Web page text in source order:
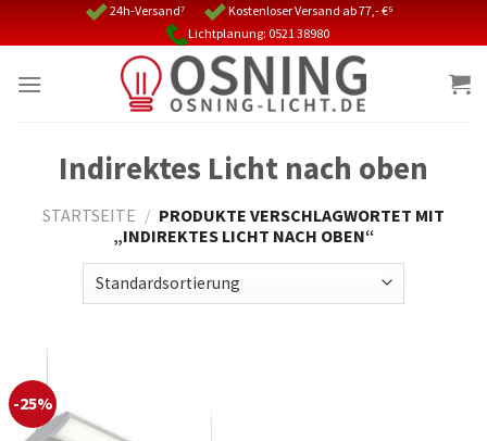
24h-Versand⁷
Kostenloser Versand ab 77,- €⁵
Lichtplanung: 0521 38980
Indirektes Licht nach oben
STARTSEITE / PRODUKTE VERSCHLAGWORTET MIT
„INDIREKTES LICHT NACH OBEN“
-25%